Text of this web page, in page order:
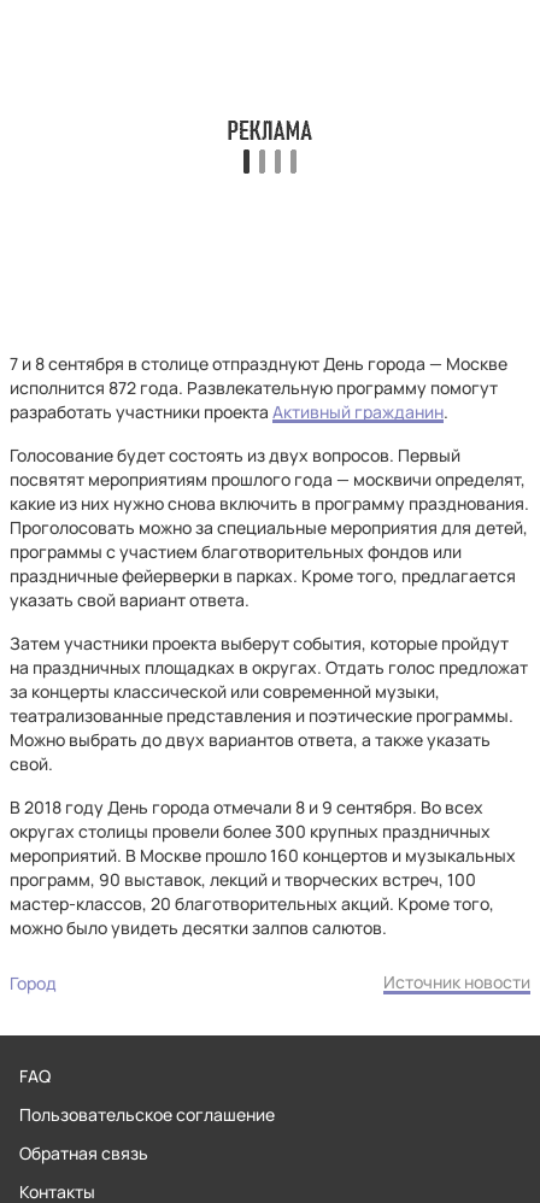
7 и 8 сентября в столице отпразднуют День города — Москве
исполнится 872 года. Развлекательную программу помогут
разработать участники проекта Активный гражданин.
Голосование будет состоять из двух вопросов. Первый
посвятят мероприятиям прошлого года — москвичи определят,
какие из них нужно снова включить в программу празднования.
Проголосовать можно за специальные мероприятия для детей,
программы с участием благотворительных фондов или
праздничные фейерверки в парках. Кроме того, предлагается
указать свой вариант ответа.
Затем участники проекта выберут события, которые пройдут
на праздничных площадках в округах. Отдать голос предложат
за концерты классической или современной музыки,
театрализованные представления и поэтические программы.
Можно выбрать до двух вариантов ответа, а также указать
свой.
В 2018 году День города отмечали 8 и 9 сентября. Во всех
округах столицы провели более 300 крупных праздничных
мероприятий. В Москве прошло 160 концертов и музыкальных
программ, 90 выставок, лекций и творческих встреч, 100
мастер-классов, 20 благотворительных акций. Кроме того,
можно было увидеть десятки залпов салютов.
Город Источник новости
FAQ
Пользовательское соглашение
Обратная связь
Контакты